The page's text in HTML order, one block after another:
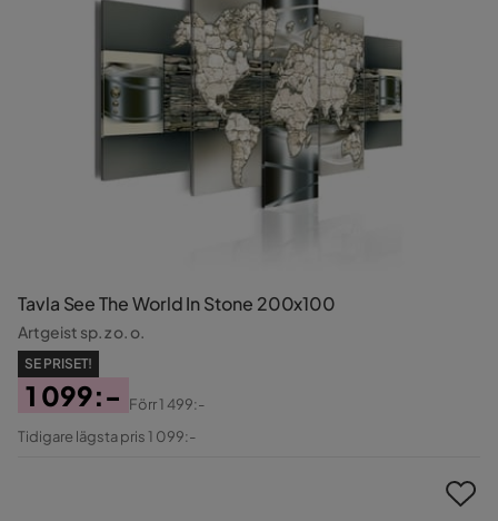
Tavla See The World In Stone 200x100
Artgeist sp. z o. o.
SE PRISET!
Pris
1 099:-
Original
Förr1 499:-
Tidigare lägsta pris 1 099:-